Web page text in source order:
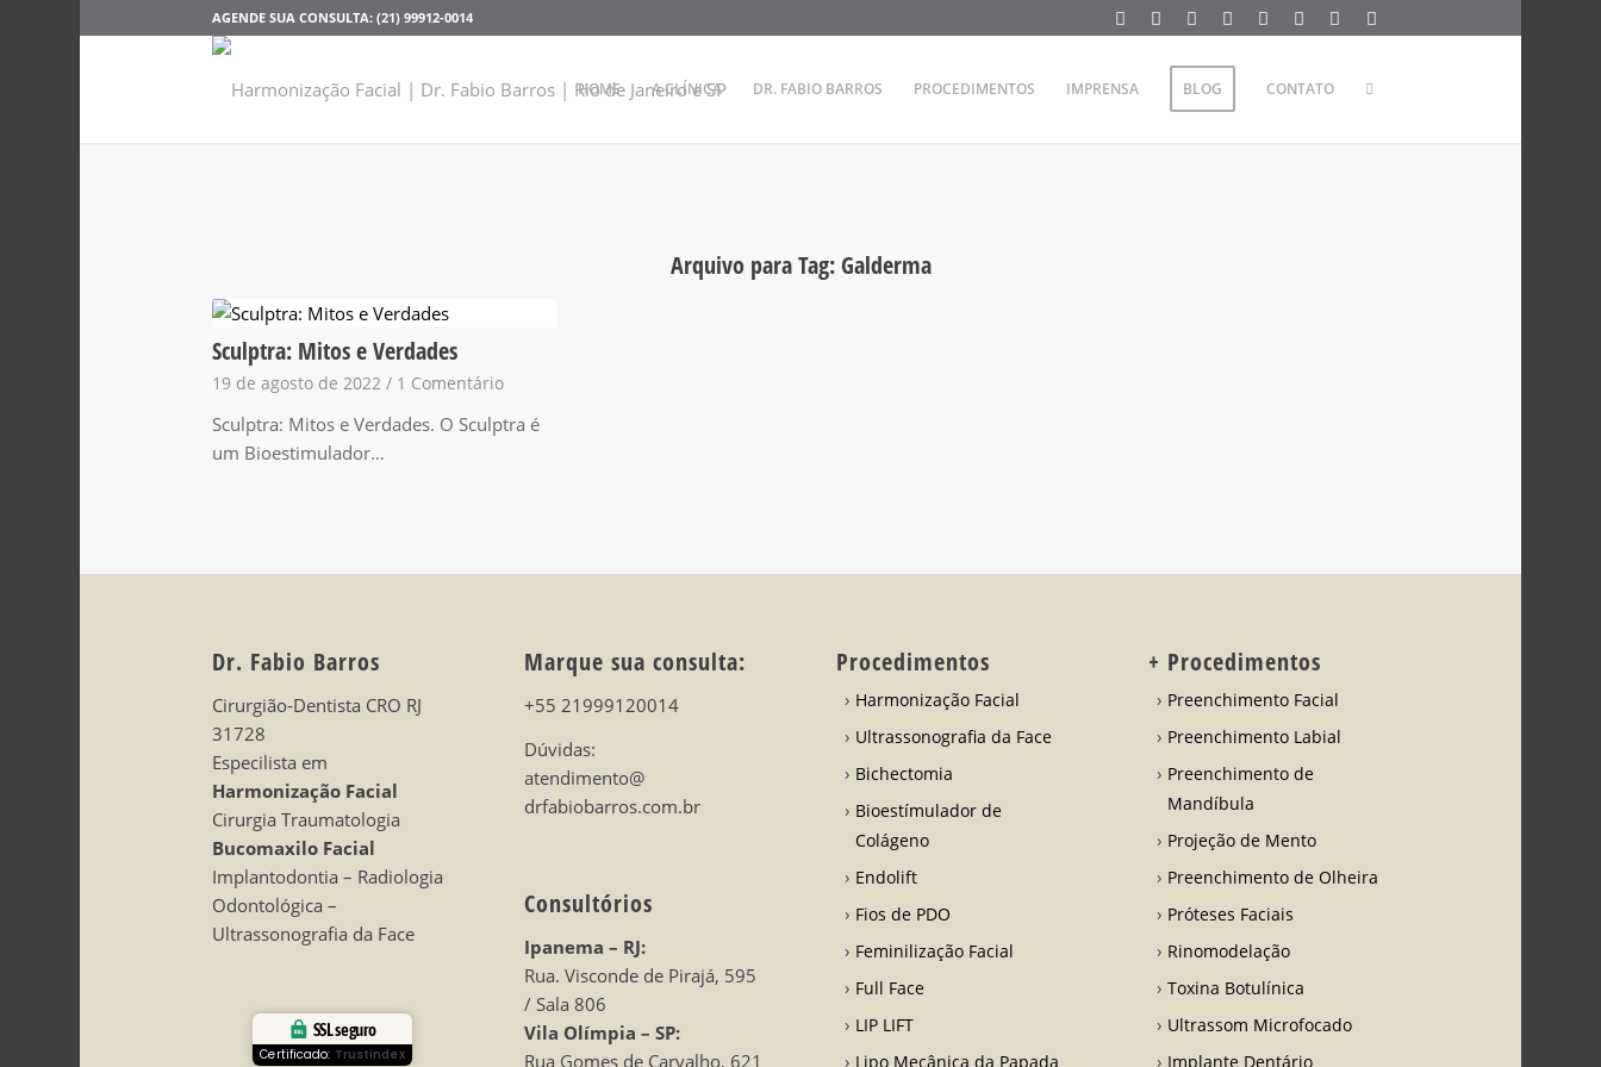
AGENDE SUA CONSULTA: (21) 99912-0014
HOME A CLÍNICA DR. FABIO BARROS PROCEDIMENTOS IMPRENSA BLOG CONTATO
Arquivo para Tag:Galderma
Sculptra: Mitos e Verdades
19 de agosto de 2022 / 1 Comentário
Sculptra: Mitos e Verdades. O Sculptra é
um Bioestimulador…
Dr. Fabio Barros
Cirurgião-Dentista CRO RJ
31728
Especilista em
Harmonização Facial
Cirurgia Traumatologia
Bucomaxilo Facial
Implantodontia – Radiologia
Odontológica –
Ultrassonografia da Face
SSL seguro
Certificado: Trustindex
Marque sua consulta:
+55 21999120014
Dúvidas:
atendimento@
drfabiobarros.com.br
Consultórios
Ipanema – RJ:
Rua. Visconde de Pirajá, 595
/ Sala 806
Vila Olímpia – SP:
Rua Gomes de Carvalho, 621
Procedimentos
Harmonização Facial
Ultrassonografia da Face
Bichectomia
Bioestímulador de
Colágeno
Endolift
Fios de PDO
Feminilização Facial
Full Face
LIP LIFT
Lipo Mecânica da Papada
+ Procedimentos
Preenchimento Facial
Preenchimento Labial
Preenchimento de
Mandíbula
Projeção de Mento
Preenchimento de Olheira
Próteses Faciais
Rinomodelação
Toxina Botulínica
Ultrassom Microfocado
Implante Dentário